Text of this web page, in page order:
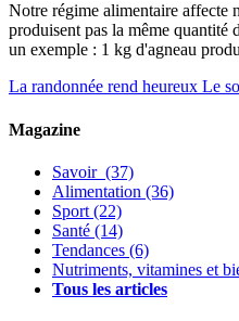
Notre régime alimentaire affecte
produisent pas la même quantité
un exemple : 1 kg d'agneau
La randonnée rend heureux Le
Magazine
Savoir (37)
Alimentation (36)
Sport (22)
Santé (14)
Tendances (6)
Nutriments, vitamines et
Tous les articles